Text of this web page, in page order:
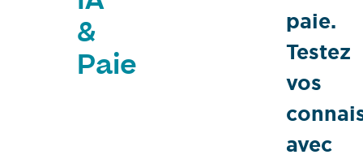
&
Paie
paie.
Testez
vos
avec